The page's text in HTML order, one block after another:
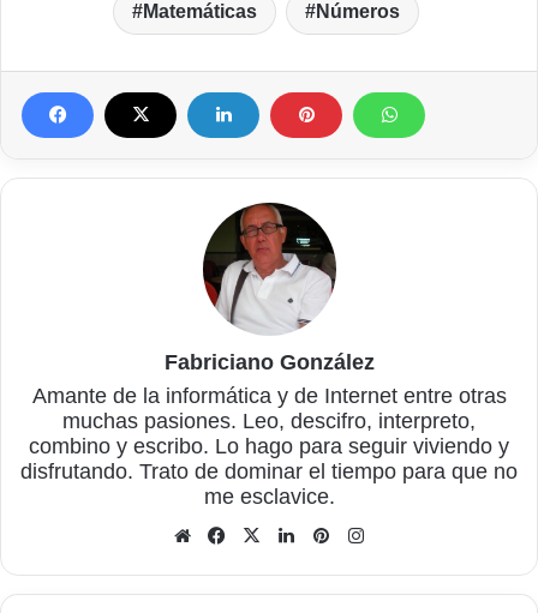
Matemáticas Números
Fabriciano González
Amante de la informática y de Internet entre otras
muchas pasiones. Leo, descifro, interpreto,
combino y escribo. Lo hago para seguir viviendo y
disfrutando. Trato de dominar el tiempo para que no
me esclavice.
Sitio
Facebook
X LinkedInPinterest